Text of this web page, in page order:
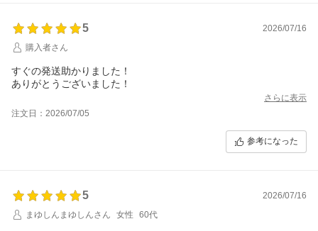
5
2026/07/16
購入者さん
すぐの発送助かりました！
ありがとうございました！
さらに表示
注文日：2026/07/05
参考になった
5
2026/07/16
まゆしんまゆしんさん
女性 60代